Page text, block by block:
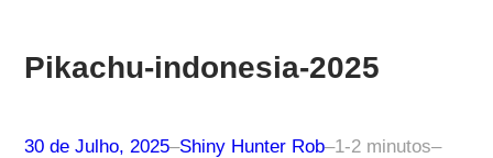
Pikachu-indonesia-2025
30 de Julho, 2025–Shiny Hunter Rob–1-2 minutos–